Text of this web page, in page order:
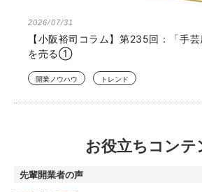
2026/07/31
【小阪裕司コラム】第235回：「手芸
を売る①
開業ノウハウ トレンド
お役立ちコンテ
先輩開業者の声